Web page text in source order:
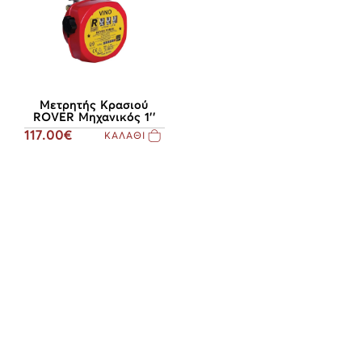
Μετρητής Κρασιού
ROVER Μηχανικός 1''
117.00€ ΚΑΛΑΘΙ